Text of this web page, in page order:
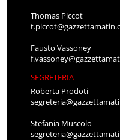
Thomas Piccot
Fausto Vassoney
SEGRETERIA
Roberta Prodoti
Stefania Muscolo